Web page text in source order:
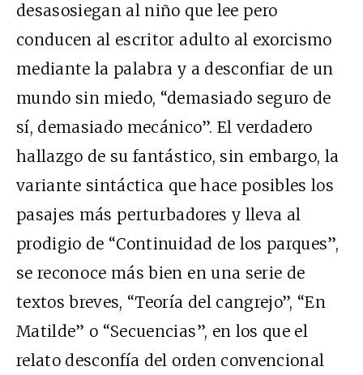
desasosiegan al niño que lee pero
conducen al escritor adulto al exorcismo
mediante la palabra y a desconfiar de un
mundo sin miedo, “demasiado seguro de
sí, demasiado mecánico”. El verdadero
hallazgo de su fantástico, sin embargo, la
variante sintáctica que hace posibles los
pasajes más perturbadores y lleva al
prodigio de “Continuidad de los parques”,
se reconoce más bien en una serie de
textos breves, “Teoría del cangrejo”, “En
Matilde” o “Secuencias”, en los que el
relato desconfía del orden convencional